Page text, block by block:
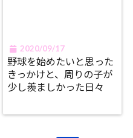
2020/09/17
野球を始めたいと思った
きっかけと、周りの子が
少し羨ましかった日々